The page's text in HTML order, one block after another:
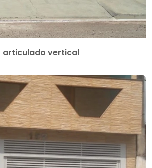
vertical